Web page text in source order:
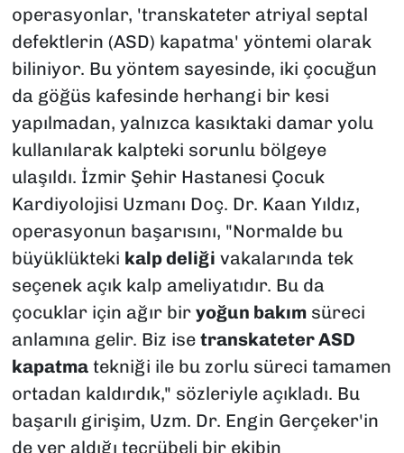
operasyonlar, 'transkateter atriyal septal
defektlerin (ASD) kapatma' yöntemi olarak
biliniyor. Bu yöntem sayesinde, iki çocuğun
da göğüs kafesinde herhangi bir kesi
yapılmadan, yalnızca kasıktaki damar yolu
kullanılarak kalpteki sorunlu bölgeye
ulaşıldı. İzmir Şehir Hastanesi Çocuk
Kardiyolojisi Uzmanı Doç. Dr. Kaan Yıldız,
operasyonun başarısını, "Normalde bu
büyüklükteki kalp deliği vakalarında tek
seçenek açık kalp ameliyatıdır. Bu da
çocuklar için ağır bir yoğun bakımsüreci
anlamına gelir. Biz ise transkateter ASD
kapatmatekniği ile bu zorlu süreci tamamen
ortadan kaldırdık," sözleriyle açıkladı. Bu
başarılı girişim, Uzm. Dr. Engin Gerçeker'in
de yer aldığı tecrübeli bir ekibin